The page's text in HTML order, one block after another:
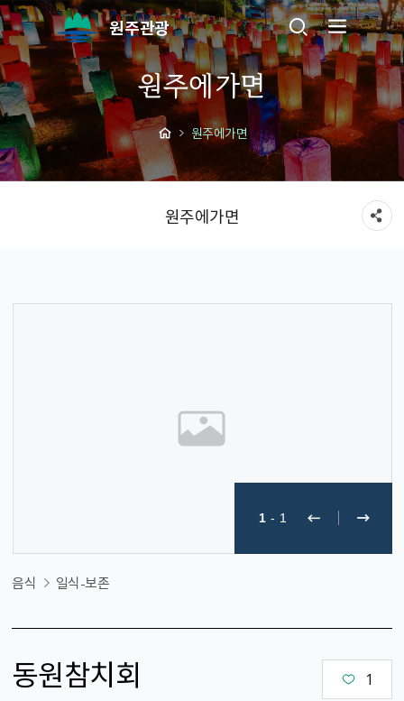
원주관광
원주에가면
원주에가면
원주에가면
1 - 1
음식 일식-보존
동원참치회 1